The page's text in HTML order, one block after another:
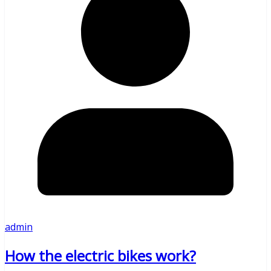
admin
How the electric bikes work?